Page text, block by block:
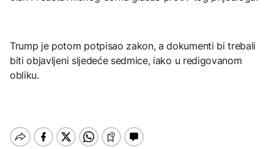
Trump je potom potpisao zakon, a dokumenti bi trebali
biti objavljeni sljedeće sedmice, iako u redigovanom
obliku.